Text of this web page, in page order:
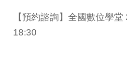
【預約諮詢】全國數位學
18:30